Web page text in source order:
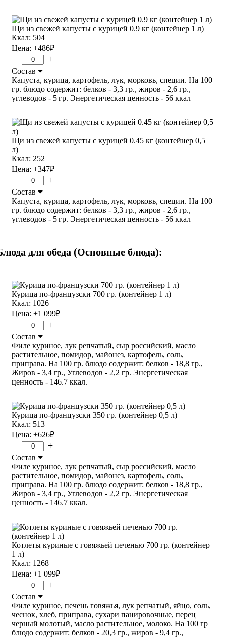
Щи из свежей капусты с курицей 0.9 кг (контейнер 1 л)
Ккал: 504
Цена: +486₽
– +
Состав
Капуста, курица, картофель, лук, морковь, специи. На 100
гр. блюдо содержит: белков - 3,3 гр., жиров - 2,6 гр.,
углеводов - 5 гр. Энергетическая ценность - 56 ккал
Щи из свежей капусты с курицей 0.45 кг (контейнер 0,5
л)
Ккал: 252
Цена: +347₽
– +
Состав
Капуста, курица, картофель, лук, морковь, специи. На 100
гр. блюдо содержит: белков - 3,3 гр., жиров - 2,6 гр.,
углеводов - 5 гр. Энергетическая ценность - 56 ккал
для обеда (Основные блюда):
Курица по-французски 700 гр. (контейнер 1 л)
Ккал: 1026
Цена: +1 099₽
– +
Состав
Филе куриное, лук репчатый, сыр российский, масло
растительное, помидор, майонез, картофель, соль,
приправа. На 100 гр. блюдо содержит: белков - 18,8 гр.,
Жиров - 3,4 гр., Углеводов - 2,2 гр. Энергетическая
ценность - 146.7 ккал.
Курица по-французски 350 гр. (контейнер 0,5 л)
Ккал: 513
Цена: +626₽
– +
Состав
Филе куриное, лук репчатый, сыр российский, масло
растительное, помидор, майонез, картофель, соль,
приправа. На 100 гр. блюдо содержит: белков - 18,8 гр.,
Жиров - 3,4 гр., Углеводов - 2,2 гр. Энергетическая
ценность - 146.7 ккал.
Котлеты куриные с говяжьей печенью 700 гр. (контейнер
1 л)
Ккал: 1268
Цена: +1 099₽
– +
Состав
Филе куриное, печень говяжья, лук репчатый, яйцо, соль,
чеснок, хлеб, приправа, сухари панировочные, перец
черный молотый, масло растительное, молоко. На 100 гр
блюдо содержит: белков - 20,3 гр., жиров - 9,4 гр.,